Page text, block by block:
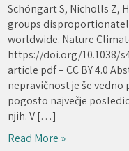
Schöngart S, Nicholls Z,
groups
worldwide. Nature
https://doi.org/10.1038/
article pdf – CC BY 4.0
nepravičnost je še
pogosto največje
njih. V […]
Read More »